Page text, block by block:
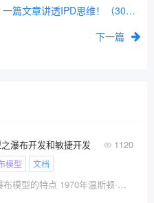
一篇文章讲透IPD思维！（3000+字）
下一篇
瀑布开发和敏捷开发 1120
模型 文档
1、瀑布模型1.1 瀑布模型的特点 1970年温斯顿·罗伊斯（Winston Royce）提出了著